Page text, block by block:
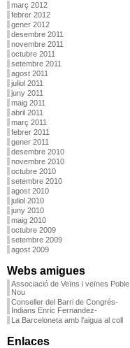
març 2012
febrer 2012
gener 2012
desembre 2011
novembre 2011
octubre 2011
setembre 2011
agost 2011
juliol 2011
juny 2011
maig 2011
abril 2011
març 2011
febrer 2011
gener 2011
desembre 2010
novembre 2010
octubre 2010
setembre 2010
agost 2010
juliol 2010
juny 2010
maig 2010
octubre 2009
setembre 2009
agost 2009
Webs amigues
Associació de Veïns i veïnes Poble
Nou
Conseller del Barri de Congrés-
Indians Enric Fernandez-
La Barceloneta amb l'aigua al coll
Enlaces